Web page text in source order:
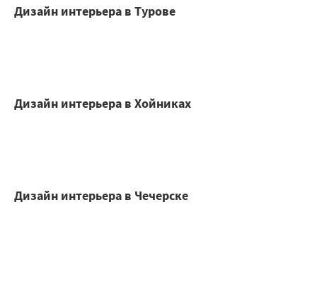
Дизайн интерьера в Турове
Дизайн интерьера в Хойниках
Дизайн интерьера в Чечерске